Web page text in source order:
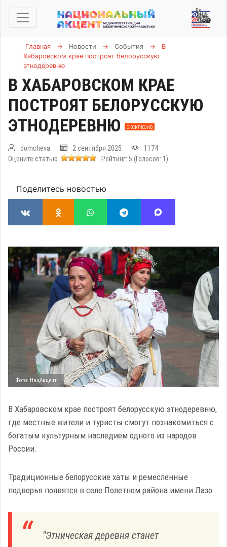
Главная → Новости → События →
В
Хабаровском крае построят белорусскую
этнодеревню
В ХАБАРОВСКОМ КРАЕ
ПОСТРОЯТ БЕЛОРУССКУЮ
ЭТНОДЕРЕВНЮ
ЭКСКЛЮЗИВ
domcheva 2 сентября 2025
1174
Оцените статью
Рейтинг: 5 (Голосов: 1 )
Поделитесь новостью
Фото: НацАкцент
В Хабаровском крае построят белорусскую этнодеревню,
где местные жители и туристы смогут познакомиться с
богатым культурным наследием одного из народов
России.
Традиционные белорусские хаты и ремесленные
подворья появятся в селе Полетном района имени Лазо.
"Этническая деревня станет